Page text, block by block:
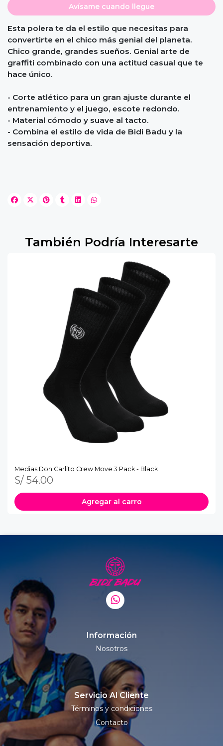
Avísame cuando llegue
Esta polera te da el estilo que necesitas para
convertirte en el chico más genial del planeta.
Chico grande, grandes sueños. Genial arte de
graffiti combinado con una actitud casual que te
hace único.
- Corte atlético para un gran ajuste durante el
entrenamiento y el juego, escote redondo.
- Material cómodo y suave al tacto.
- Combina el estilo de vida de Bidi Badu y la
sensación deportiva.
También Podría Interesarte
Medias Don Carlito Crew Move 3 Pack - Black
S/ 54.00
Agregar al carro
Información
Nosotros
Servicio Al Cliente
Términos y condiciones
Contacto